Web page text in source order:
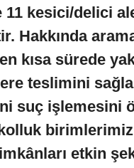
11 kesici/delici
Hakkında
kısa sürede
teslimini
suç işlemesini
etkin